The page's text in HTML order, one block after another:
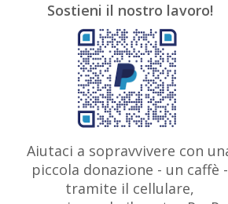
Algerian painter American Art
Argentine Art Armenian painter
Art history Art Institute of
Art Quotes - Literature
Australian Art Austrian Art
Austro-Hungarian Art Awarded
Artist
Baroque Art
Art Belgian Art Bohemian Art
Bosnian Art Brazilian Art British
Sostieni il nostro lavoro!
Aiutaci a sopravvivere con
piccola donazione - un caffè -
tramite il cellulare,